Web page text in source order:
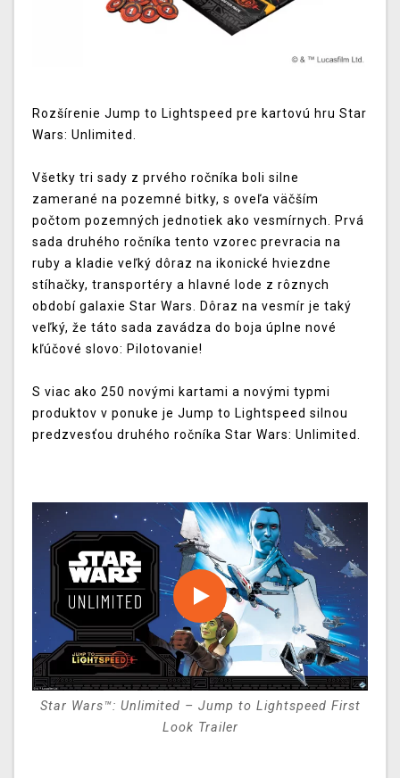
Rozšírenie Jump to Lightspeed pre kartovú hru Star
Wars: Unlimited.
Všetky tri sady z prvého ročníka boli silne
zamerané na pozemné bitky, s oveľa väčším
počtom pozemných jednotiek ako vesmírnych. Prvá
sada druhého ročníka tento vzorec prevracia na
ruby ​​a kladie veľký dôraz na ikonické hviezdne
stíhačky, transportéry a hlavné lode z rôznych
období galaxie Star Wars. Dôraz na vesmír je taký
veľký, že táto sada zavádza do boja úplne nové
kľúčové slovo: Pilotovanie!
S viac ako 250 novými kartami a novými typmi
produktov v ponuke je Jump to Lightspeed silnou
predzvesťou druhého ročníka Star Wars: Unlimited.
Star Wars™: Unlimited – Jump to Lightspeed First
Look Trailer